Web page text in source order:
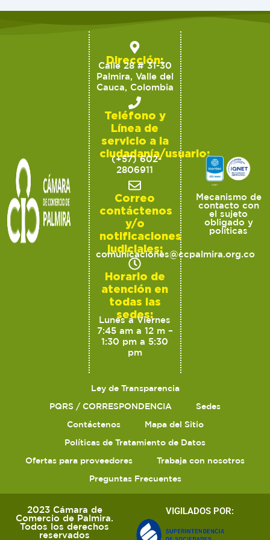
Dirección:
Calle 28 # 31-30
Palmira, Valle del
Cauca, Colombia
Teléfono y
Línea de
servicio a la
ciudadanía/usuario:
(+57) 602-
2806911
Correo
contáctenos
y/o
notificaciones
judiciales:
comunicaciones@ccpalmira.org.co
Horario de
atención en
todas las
sedes:
Lunes a Viernes
7:45 am a 12 m –
1:30 pm a 5:30
pm
Mecanismo de
contacto con
el sujeto
obligado y
políticas
Ley de Transparencia
PQRS / CORRESPONDENCIA
Sedes
Contáctenos
Mapa del Sitio
Políticas de Tratamiento de Datos
Ofertas para proveedores
Trabaja con nosotros
Preguntas Frecuentes
2023 Cámara de
Comercio de Palmira.
Todos los derechos
reservados
VIGILADOS POR: